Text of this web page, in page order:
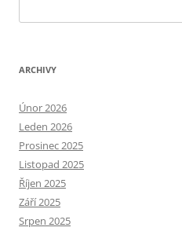
ARCHIVY
Únor 2026
Leden 2026
Prosinec 2025
Listopad 2025
Říjen 2025
Září 2025
Srpen 2025